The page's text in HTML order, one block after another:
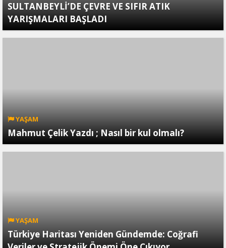
SULTANBEYLİ’DE ÇEVRE VE SIFIR ATIK
YARIŞMALARI BAŞLADI
YAŞAM
Mahmut Çelik Yazdı ; Nasıl bir kul olmalı?
YAŞAM
Türkiye Haritası Yeniden Gündemde: Coğrafi